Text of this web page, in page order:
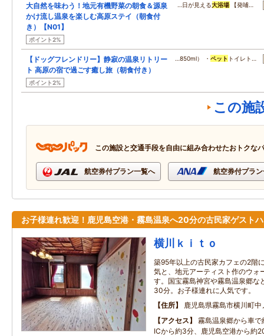
大自然を味わう！地元有機野菜の朝食＆源泉
かけ流し温泉を楽しむ高原ステイ（朝食付
き）【N01】
ポイント2%
…日が見える大浴場 【発哺…
【ドッグフレンドリー】静寂の温泉リトリー
ト 高原の宿で過ごす癒し旅（朝食付き）
ポイント2%
…850ml） ・ ペット トイレト…
この施
この施設と交通手段を自由に組み合わせたおトクな
航空券付プラン一覧へ 航空券付プラ
お子様連れ歓迎！鹿児島空港・霧島温泉へ20分の古民家ゲスト
横川ｋｉｔｏ
築95年以上の古民家カフェの2階
気と、地元アーティスト作のウォ
す。国宝霧島神宮や霧島温泉郷な
30分。お子様連れに人気です。
住所
鹿児島県霧島市横川町中
アクセス
霧島温泉郷から車
ICから約3分、鹿児島空港から約